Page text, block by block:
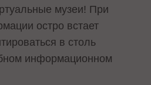
музеи! При
остро встает
в столь
информационном